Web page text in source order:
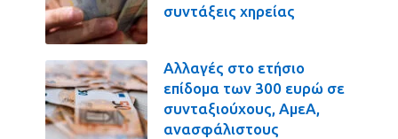
συντάξεις χηρείας
Αλλαγές στο ετήσιο
επίδομα των 300 ευρώ σε
συνταξιούχους, ΑμεΑ,
ανασφάλιστους